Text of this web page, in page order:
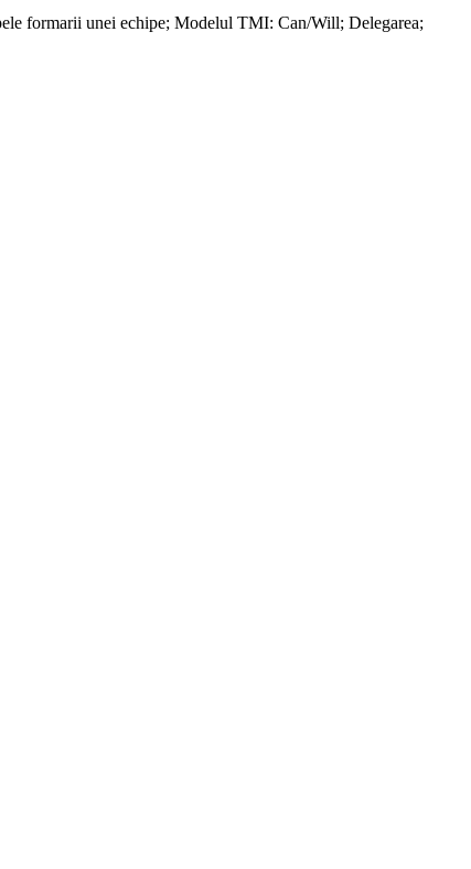
formarii unei echipe; Modelul TMI: Can/Will; Delegarea;